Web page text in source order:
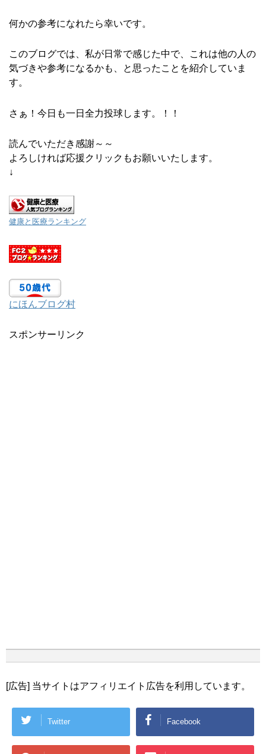
何かの参考になれたら幸いです。
このブログでは、私が日常で感じた中で、これは他の人の
気づきや参考になるかも、と思ったことを紹介していま
す。
さぁ！今日も一日全力投球します。！！
読んでいただき感謝～～
よろしければ応援クリックもお願いいたします。
↓
健康と医療ランキング
にほんブログ村
スポンサーリンク
[広告] 当サイトはアフィリエイト広告を利用しています。
Twitter Facebook